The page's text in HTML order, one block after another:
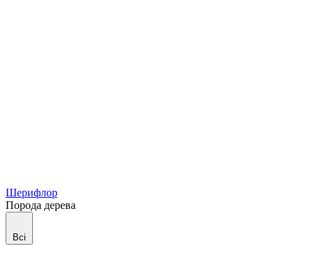
Шерифлор
Порода дерева
Всі